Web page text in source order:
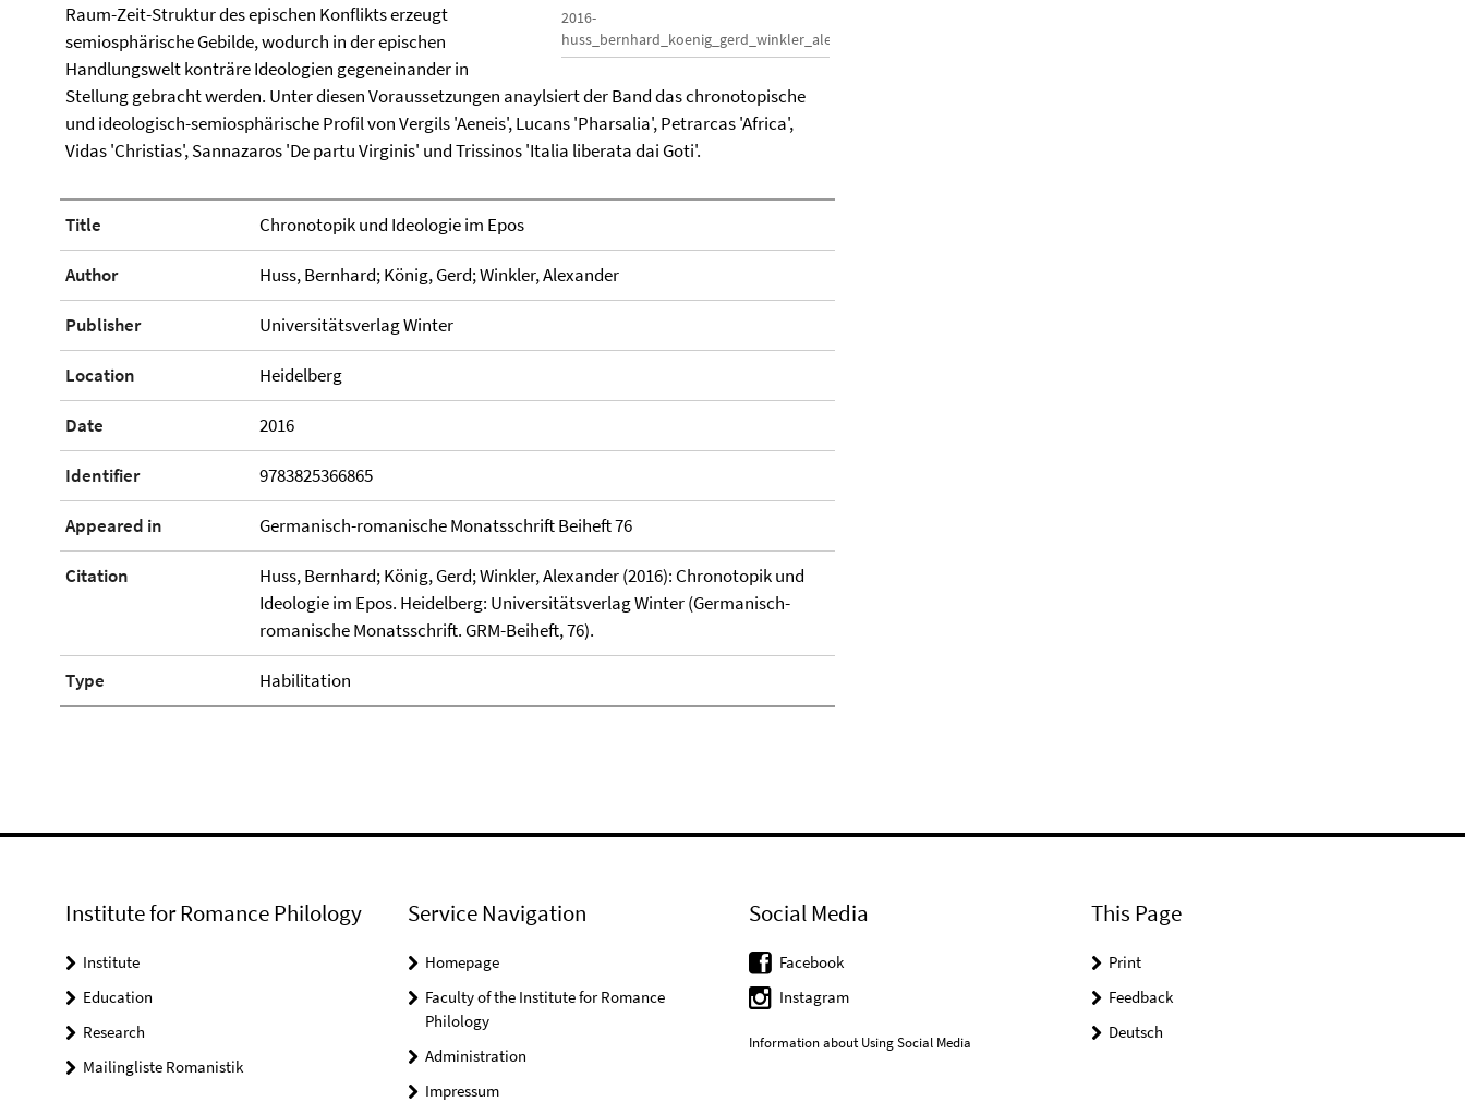
2016-
huss_bernhard_koenig_gerd_winkler_alexander
Raum-Zeit-Struktur des epischen Konflikts erzeugt
semiosphärische Gebilde, wodurch in der epischen
Handlungswelt konträre Ideologien gegeneinander in
Stellung gebracht werden. Unter diesen Voraussetzungen anaylsiert der Band das chronotopische
und ideologisch-semiosphärische Profil von Vergils 'Aeneis', Lucans 'Pharsalia', Petrarcas 'Africa',
Vidas 'Christias', Sannazaros 'De partu Virginis' und Trissinos 'Italia liberata dai Goti'.
Title Chronotopik und Ideologie im Epos
Author Huss, Bernhard; König, Gerd; Winkler, Alexander
Publisher Universitätsverlag Winter
Location Heidelberg
Date 2016
Identifier 9783825366865
Appeared in Germanisch-romanische Monatsschrift Beiheft 76
Citation
Huss, Bernhard; König, Gerd; Winkler, Alexander (2016): Chronotopik und
Ideologie im Epos. Heidelberg: Universitätsverlag Winter (Germanisch-
romanische Monatsschrift. GRM-Beiheft, 76).
Type Habilitation
Institute for Romance Philology
Institute
Education
Research
Mailingliste Romanistik
Service Navigation
Homepage
Faculty of the Institute for Romance
Philology
Administration
Impressum
Social Media
Facebook
Instagram
Information about Using Social Media
This Page
Print
Feedback
Deutsch